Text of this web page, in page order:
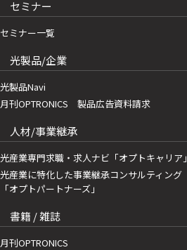
セミナー
セミナー一覧
光製品/企業
光製品Navi
月刊OPTRONICS 製品広告資料請求
人材/事業継承
光産業専門求職・求人ナビ「オプトキャリア」
光産業に特化した事業継承コンサルティング
「オプトパートナーズ」
書籍 / 雑誌
月刊OPTRONICS